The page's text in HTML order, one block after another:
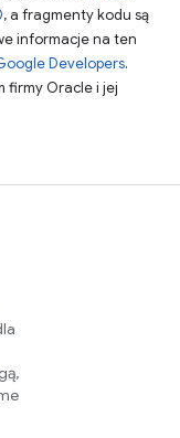
, a fragmenty kodu są
informacje na ten
Developers.
firmy Oracle i jej